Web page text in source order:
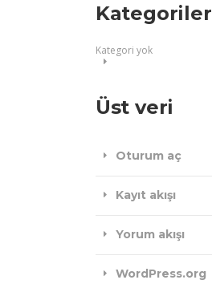
Kategoriler
Kategori yok
Üst veri
Oturum aç
Kayıt akışı
Yorum akışı
WordPress.org